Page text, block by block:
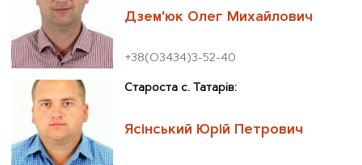
Дзем'юк Олег Михайлович
+38(О3434)3-52-40
Староста с. Татарів:
Ясінський Юрій Петрович